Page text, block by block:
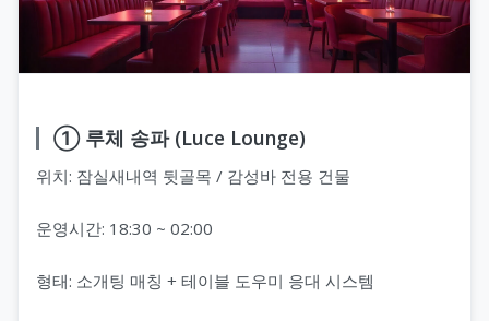
① 루체 송파 (Luce Lounge)
위치: 잠실새내역 뒷골목 / 감성바 전용 건물
운영시간: 18:30 ~ 02:00
형태: 소개팅 매칭 + 테이블 도우미 응대 시스템